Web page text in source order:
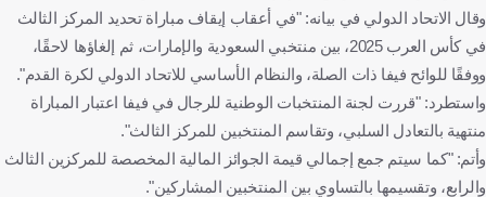
وقال الاتحاد الدولي في بيانه: "في أعقاب إيقاف مباراة تحديد المركز الثالث
في كأس العرب 2025، بين منتخبي السعودية والإمارات، ثم إلغاؤها لاحقًا،
ووفقًا للوائح فيفا ذات الصلة، والنظام الأساسي للاتحاد الدولي لكرة القدم".
واستطرد: "قررت لجنة المنتخبات الوطنية للرجال في فيفا اعتبار المباراة
منتهية بالتعادل السلبي، وتقاسم المنتخبين للمركز الثالث".
وأتم: "كما سيتم جمع إجمالي قيمة الجوائز المالية المخصصة للمركزين الثالث
والرابع، وتقسيمها بالتساوي بين المنتخبين المشاركين".